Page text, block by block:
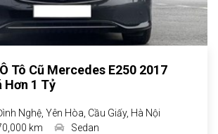
Tô Cũ Mercedes E250 2017
Hơn 1 Tỷ
Nghệ, Yên Hòa, Cầu Giấy, Hà Nội
km Sedan